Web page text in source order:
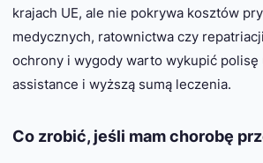
krajach UE, ale nie pokrywa kosztów
medycznych, ratownictwa czy
ochrony i wygody warto wykupić polisę
assistance i wyższą sumą leczenia.
Co zrobić, jeśli mam chorobę